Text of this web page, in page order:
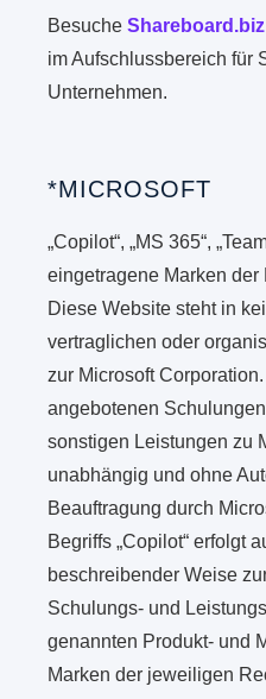
BesucheShareboard.biz
im Aufschlussbereich für
Unternehmen.
*MICROSOFT
„Copilot“, „MS 365“,
eingetragene Marken der
Diese Website steht in
vertraglichen oder
zur Microsoft
angebotenen
sonstigen Leistungen zu
unabhängig und ohne
Beauftragung durch
Begriffs „Copilot“ erfolgt
beschreibender Weise
Schulungs- und
genannten Produkt- und
Marken der jeweiligen